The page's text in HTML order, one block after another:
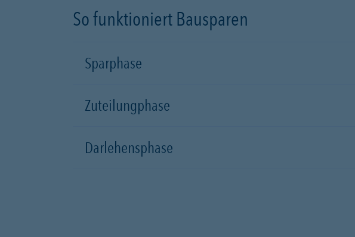
So funktioniert Bausparen
Sparphase
Zuteilungphase
Darlehensphase